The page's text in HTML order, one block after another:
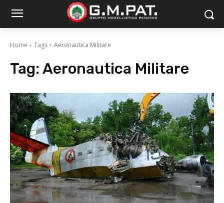
Home Tags Aeronautica Militare
Tag: Aeronautica Militare